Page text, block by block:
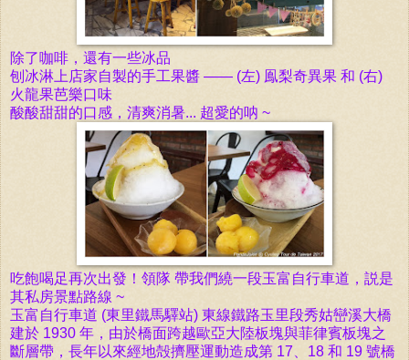
除了咖啡，還有一些冰品
刨冰淋上店家自製的手工果醬 —— (左) 鳯梨奇異果 和 (右)
火龍果芭樂口味
酸酸甜甜的口感，清爽消暑... 超愛的呐 ~
吃飽喝足再次出發！領隊 帶我們繞一段玉富自行車道，説是
其私房景點路線 ~
玉富自行車道 (東里鐵馬驛站) 東線鐵路玉里段秀姑巒溪大橋
建於 1930 年，由於橋面跨越歐亞大陸板塊與菲律賓板塊之
斷層帶，長年以來經地殻擠壓運動造成第 17、18 和 19 號橋